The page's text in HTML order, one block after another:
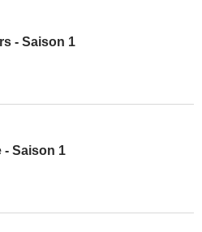
- Saison 1
- Saison 1